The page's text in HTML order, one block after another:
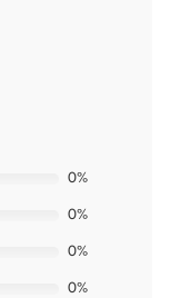
0%
0%
0%
0%